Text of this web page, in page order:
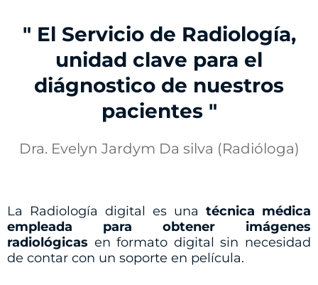
" El Servicio de Radiología,
unidad clave para el
diágnostico de nuestros
pacientes "
Dra. Evelyn Jardym Da silva (Radióloga)
La Radiología digital es una técnica médica
empleada para obtener imágenes
radiológicas en formato digital sin necesidad
de contar con un soporte en película.